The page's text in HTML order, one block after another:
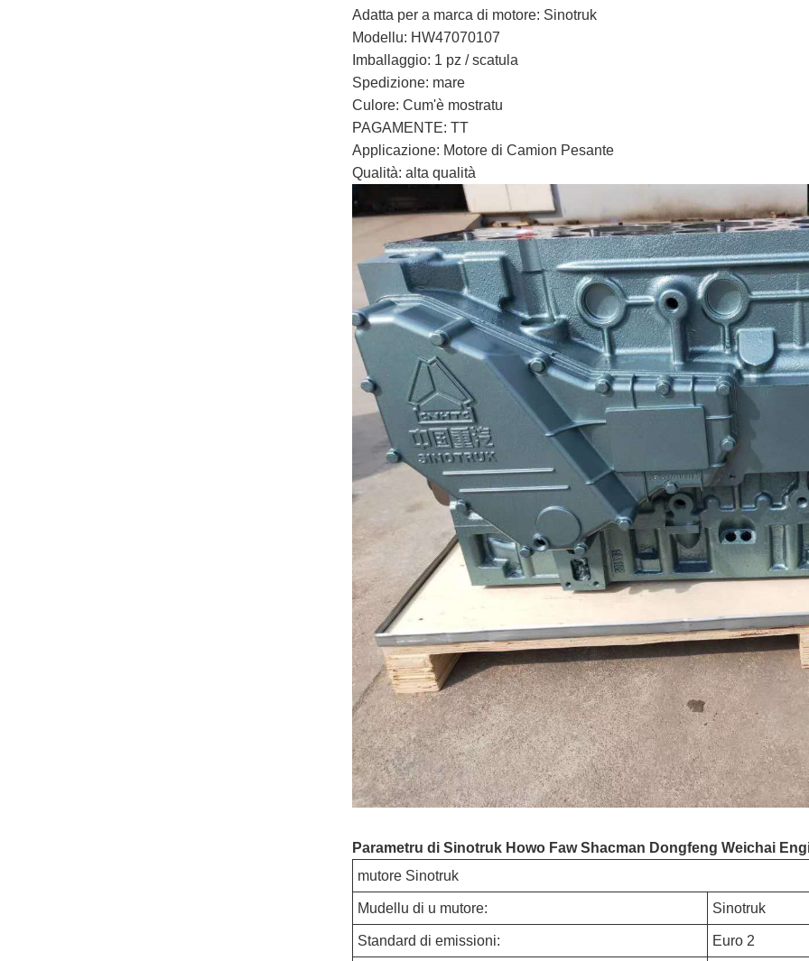
Adatta per a marca di motore: Sinotruk
Modellu: HW47070107
Imballaggio: 1 pz / scatula
Spedizione: mare
Culore: Cum'è mostratu
PAGAMENTE: TT
Applicazione: Motore di Camion Pesante
Qualità: alta qualità
Parametru di Sinotruk Howo Faw Shacman Dongfeng Weichai
mutore Sinotruk
Mudellu di u mutore: Sinotruk
Standard di emissioni: Euro 2